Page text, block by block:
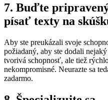
7. Buďte
písať texty na
Aby ste preukázali svoje
požiadaný, aby ste dodali
tvorivá schopnosť, ale tiež
nekompromisné. Neurazte sa
zadarmo.